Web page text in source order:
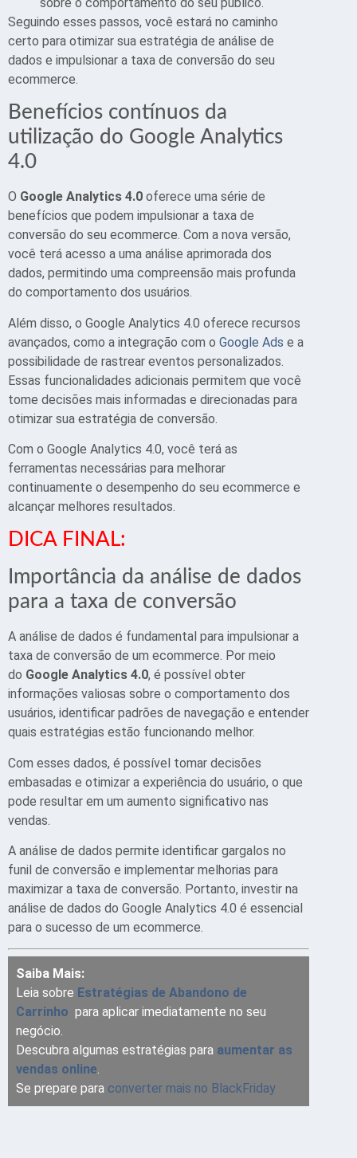
Seguindo esses passos, você estará no caminho
certo para otimizar sua estratégia de análise de
dados e impulsionar a taxa de conversão do seu
ecommerce.
Benefícios contínuos da
utilização do Google Analytics
4.0
O Google Analytics 4.0 oferece uma série de
benefícios que podem impulsionar a taxa de
conversão do seu ecommerce. Com a nova versão,
você terá acesso a uma análise aprimorada dos
dados, permitindo uma compreensão mais profunda
do comportamento dos usuários.
Além disso, o Google Analytics 4.0 oferece recursos
avançados, como a integração com o Google Ads e a
possibilidade de rastrear eventos personalizados.
Essas funcionalidades adicionais permitem que você
tome decisões mais informadas e direcionadas para
otimizar sua estratégia de conversão.
Com o Google Analytics 4.0, você terá as
ferramentas necessárias para melhorar
continuamente o desempenho do seu ecommerce e
alcançar melhores resultados.
DICA FINAL:
Importância da análise de dados
para a taxa de conversão
A análise de dados é fundamental para impulsionar a
taxa de conversão de um ecommerce. Por meio
do Google Analytics 4.0, é possível obter
informações valiosas sobre o comportamento dos
usuários, identificar padrões de navegação e entender
quais estratégias estão funcionando melhor.
Com esses dados, é possível tomar decisões
embasadas e otimizar a experiência do usuário, o que
pode resultar em um aumento significativo nas
vendas.
A análise de dados permite identificar gargalos no
funil de conversão e implementar melhorias para
maximizar a taxa de conversão. Portanto, investir na
análise de dados do Google Analytics 4.0 é essencial
para o sucesso de um ecommerce.
Saiba Mais:
Leia sobre Estratégias de Abandono de
Carrinho para aplicar imediatamente no seu
negócio.
Descubra algumas estratégias para aumentar as
vendas online.
Se prepare para converter mais no BlackFriday